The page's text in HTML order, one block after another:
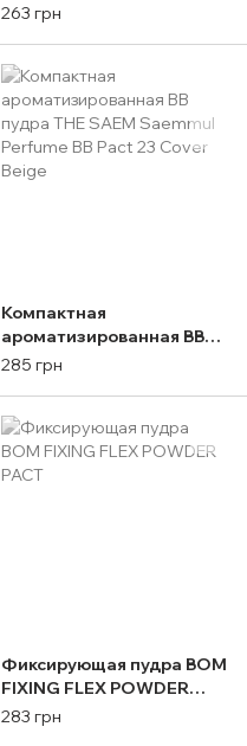
сменным блоком Enough
26g №23
263 грн
Компактная
ароматизированная BB
пудра THE SAEM
285 грн
Фиксирующая пудра BOM
FIXING FLEX POWDER
PACT
283 грн